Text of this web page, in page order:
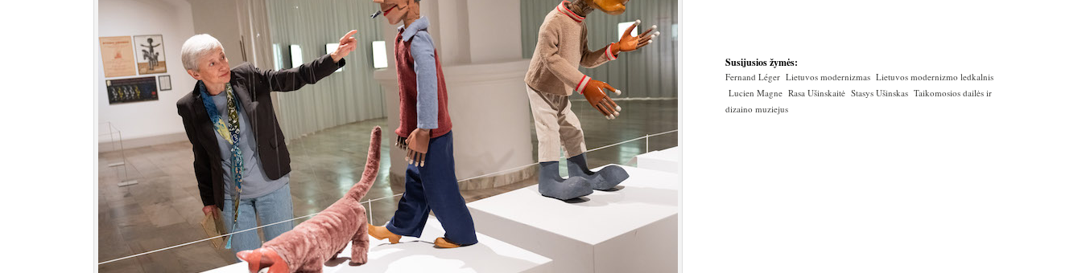
Susijusios žymės:
Fernand Léger Lietuvos modernizmas Lietuvos modernizmo ledkalnis
Lucien Magne Rasa Ušinskaitė Stasys Ušinskas Taikomosios dailės ir
dizaino muziejus